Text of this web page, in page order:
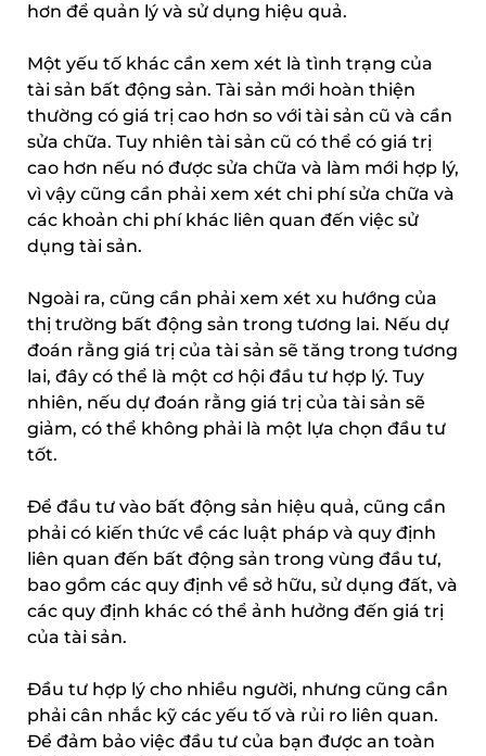
hơn để quản lý và sử dụng hiệu quả.
Một yếu tố khác cần xem xét là tình trạng của
tài sản bất động sản. Tài sản mới hoàn thiện
thường có giá trị cao hơn so với tài sản cũ và cần
sửa chữa. Tuy nhiên tài sản cũ có thể có giá trị
cao hơn nếu nó được sửa chữa và làm mới hợp lý,
vì vậy cũng cần phải xem xét chi phí sửa chữa và
các khoản chi phí khác liên quan đến việc sử
dụng tài sản.
Ngoài ra, cũng cần phải xem xét xu hướng của
thị trường bất động sản trong tương lai. Nếu dự
đoán rằng giá trị của tài sản sẽ tăng trong tương
lai, đây có thể là một cơ hội đầu tư hợp lý. Tuy
nhiên, nếu dự đoán rằng giá trị của tài sản sẽ
giảm, có thể không phải là một lựa chọn đầu tư
tốt.
Để đầu tư vào bất động sản hiệu quả, cũng cần
phải có kiến thức về các luật pháp và quy định
liên quan đến bất động sản trong vùng đầu tư,
bao gồm các quy định về sở hữu, sử dụng đất, và
các quy định khác có thể ảnh hưởng đến giá trị
của tài sản.
Đầu tư hợp lý cho nhiều người, nhưng cũng cần
phải cân nhắc kỹ các yếu tố và rủi ro liên quan.
Để đảm bảo việc đầu tư của bạn được an toàn